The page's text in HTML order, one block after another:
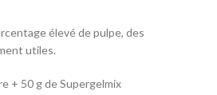
élevé de pulpe, des
utiles.
+ 50 g de Supergelmix